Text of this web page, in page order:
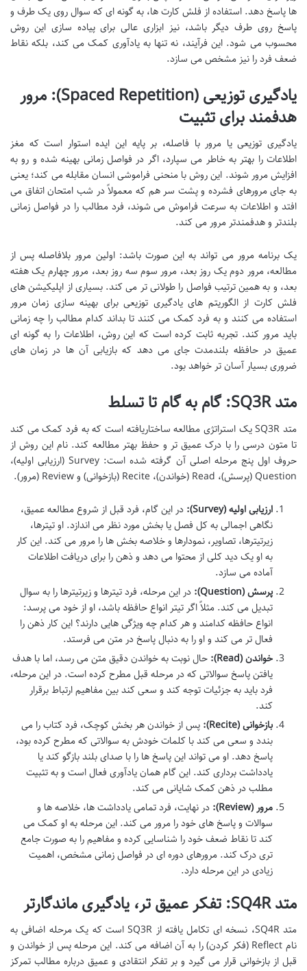
ها پاسخ دهد. استفاده از فلش کارت ها، به گونه ای که سوال روی یک طرف و
پاسخ روی طرف دیگر باشد، نیز ابزاری عالی برای پیاده سازی این روش
محسوب می شود. این فرآیند، نه تنها به یادآوری کمک می کند، بلکه نقاط
ضعف فرد را نیز مشخص می سازد.
یادگیری توزیعی (Spaced Repetition): مرور
هدفمند برای تثبیت
یادگیری توزیعی یا مرور با فاصله، بر پایه این ایده استوار است که مغز
اطلاعات را بهتر به خاطر می سپارد، اگر در فواصل زمانی بهینه شده و رو به
افزایش مرور شوند. این روش با منحنی فراموشی انسان مقابله می کند؛ یعنی
به جای مرورهای فشرده و پشت سر هم که معمولاً در شب امتحان اتفاق می
افتد و اطلاعات به سرعت فراموش می شوند، فرد مطالب را در فواصل زمانی
بلندتر و هدفمندتر مرور می کند.
یک برنامه مرور می تواند به این صورت باشد: اولین مرور بلافاصله پس از
مطالعه، مرور دوم یک روز بعد، مرور سوم سه روز بعد، مرور چهارم یک هفته
بعد، و به همین ترتیب فواصل را طولانی تر می کند. بسیاری از اپلیکیشن های
فلش کارت از الگوریتم های یادگیری توزیعی برای بهینه سازی زمان مرور
استفاده می کنند و به فرد کمک می کنند تا بداند کدام مطالب را چه زمانی
باید مرور کند. تجربه ثابت کرده است که این روش، اطلاعات را به گونه ای
عمیق در حافظه بلندمدت جای می دهد که بازیابی آن ها در زمان های
ضروری بسیار آسان تر خواهد بود.
متد SQ3R: گام به گام تا تسلط
متد SQ3R یک استراتژی مطالعه ساختاریافته است که به فرد کمک می کند
تا متون درسی را با درک عمیق تر و حفظ بهتر مطالعه کند. نام این روش از
حروف اول پنج مرحله اصلی آن گرفته شده است: Survey (ارزیابی اولیه)،
Question (پرسش)، Read (خواندن)، Recite (بازخوانی) و Review (مرور).
ارزیابی اولیه (Survey):
در این گام، فرد قبل از شروع مطالعه عمیق،
نگاهی اجمالی به کل فصل یا بخش مورد نظر می اندازد. او تیترها،
زیرتیترها، تصاویر، نمودارها و خلاصه بخش ها را مرور می کند. این کار
به او یک دید کلی از محتوا می دهد و ذهن را برای دریافت اطلاعات
آماده می سازد.
پرسش (Question):
در این مرحله، فرد تیترها و زیرتیترها را به سوال
تبدیل می کند. مثلاً اگر تیتر انواع حافظه باشد، او از خود می پرسد:
انواع حافظه کدامند و هر کدام چه ویژگی هایی دارند؟ این کار ذهن را
فعال تر می کند و او را به دنبال پاسخ در متن می فرستد.
خواندن (Read):
حال نوبت به خواندن دقیق متن می رسد، اما با هدف
یافتن پاسخ سوالاتی که در مرحله قبل مطرح کرده است. در این مرحله،
فرد باید به جزئیات توجه کند و سعی کند بین مفاهیم ارتباط برقرار
کند.
بازخوانی (Recite):
پس از خواندن هر بخش کوچک، فرد کتاب را می
بندد و سعی می کند با کلمات خودش به سوالاتی که مطرح کرده بود،
پاسخ دهد. او می تواند این پاسخ ها را با صدای بلند بازگو کند یا
یادداشت برداری کند. این گام همان یادآوری فعال است و به تثبیت
مطلب در ذهن کمک شایانی می کند.
مرور (Review):
در نهایت، فرد تمامی یادداشت ها، خلاصه ها و
سوالات و پاسخ های خود را مرور می کند. این مرحله به او کمک می
کند تا نقاط ضعف خود را شناسایی کرده و مفاهیم را به صورت جامع
تری درک کند. مرورهای دوره ای در فواصل زمانی مشخص، اهمیت
زیادی در این مرحله دارد.
متد SQ4R: تفکر عمیق تر، یادگیری ماندگارتر
متد SQ4R، نسخه ای تکامل یافته از SQ3R است که یک مرحله اضافی به
نام Reflect (فکر کردن) را به آن اضافه می کند. این مرحله پس از خواندن و
قبل از بازخوانی قرار می گیرد و بر تفکر انتقادی و عمیق درباره مطالب تمرکز